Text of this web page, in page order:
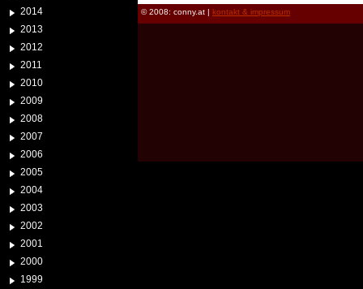
2014
2013
2012
2011
2010
2009
2008
2007
2006
2005
2004
2003
2002
2001
2000
1999
© 2008: conny.at | kontakt & impressum